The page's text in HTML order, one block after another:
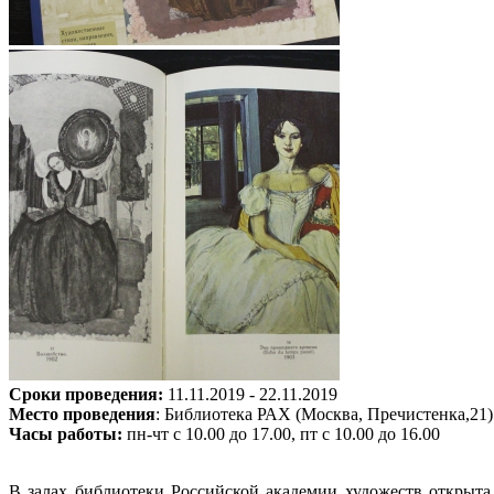
Сроки проведения: 11.11.2019 - 22.11.2019
Место проведения: Библиотека РАХ (Москва, Пречистенка,21)
Часы работы: пн-чт с 10.00 до 17.00, пт с 10.00 до 16.00